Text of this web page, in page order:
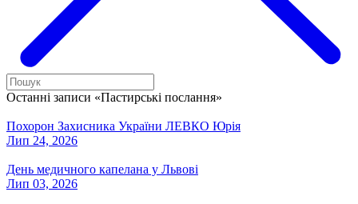
Останні записи «Пастирські послання»
Похорон Захисника України ЛЕВКО Юрія
Лип 24, 2026
День медичного капелана у Львові
Лип 03, 2026